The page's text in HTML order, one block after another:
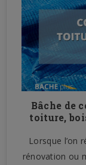
Bâche de
toiture,
Lorsque l’on
rénovation ou